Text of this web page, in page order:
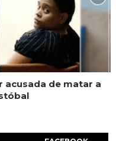
acusada de matar a